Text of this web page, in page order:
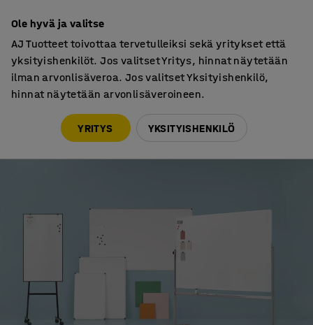
OSTO-OPPAAT
Ole hyvä ja valitse
AJ Tuotteet toivottaa tervetulleiksi sekä yritykset että
yksityishenkilöt. Jos valitset Yritys, hinnat näytetään
ilman arvonlisäveroa. Jos valitset Yksityishenkilö,
hinnat näytetään arvonlisäveroineen.
YRITYS YKSITYISHENKILÖ